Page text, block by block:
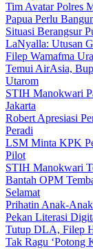
Tim Avatar Polres
Papua Perlu
Situasi Berangsur
LaNyalla: Utusan
Filep Wamafma
Temui AirAsia,
Utarom
STIH Manokwari
Jakarta
Robert Apresiasi
Peradi
LSM Minta KPK
Pilot
STIH Manokwari
Bantah OPM
Selamat
Prihatin Anak-
Pekan Literasi
Tutup DLA, Filep
Tak Ragu ‘Potong